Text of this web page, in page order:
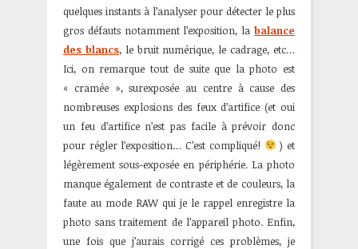
quelques instants à l’analyser pour détecter le plus
gros défauts notamment l’exposition, la balance
des blancs, le bruit numérique, le cadrage, etc…
Ici, on remarque tout de suite que la photo est
« cramée », surexposée au centre à cause des
nombreuses explosions des feux d’artifice (et oui
un feu d’artifice n’est pas facile à prévoir donc
pour régler l’exposition… C’est compliqué!
) et
légèrement sous-exposée en périphérie. La photo
manque également de contraste et de couleurs, la
faute au mode RAW qui je le rappel enregistre la
photo sans traitement de l’appareil photo. Enfin,
une fois que j’aurais corrigé ces problèmes, je